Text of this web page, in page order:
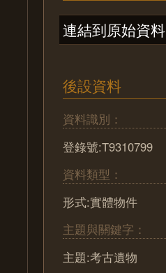
連結到原始資料
後設資料
資料識別：
登錄號:T9310799
資料類型：
形式:實體物件
主題與關鍵字：
主題:考古遺物